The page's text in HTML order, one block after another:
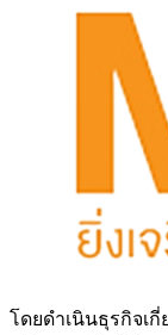
โดยดำเนินธุรกิจเกี่